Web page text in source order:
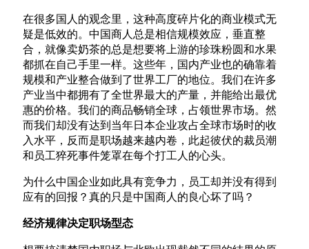
在很多国人的观念里，这种高度碎片化的商业模式无
疑是低效的。中国商人总是相信规模效应，垂直整
合，就像卖奶茶的总是想要将上游的珍珠粉圆和水果
都抓在自己手里一样。这些年，国内产业也的确靠着
规模和产业整合做到了世界工厂的地位。我们在许多
产业当中都拥有了全世界最大的产量，并能给出最优
惠的价格。我们的商品畅销全球，占领世界市场。然
而我们却没有达到当年日本企业攻占全球市场时的收
入水平，反而是职场越来越内卷，此起彼伏的裁员潮
和员工猝死事件笼罩在每个打工人的心头。
为什么中国企业如此具有竞争力，员工却并没有得到
应有的回报？真的只是中国商人的良心坏了吗？
经济规律决定职场型态